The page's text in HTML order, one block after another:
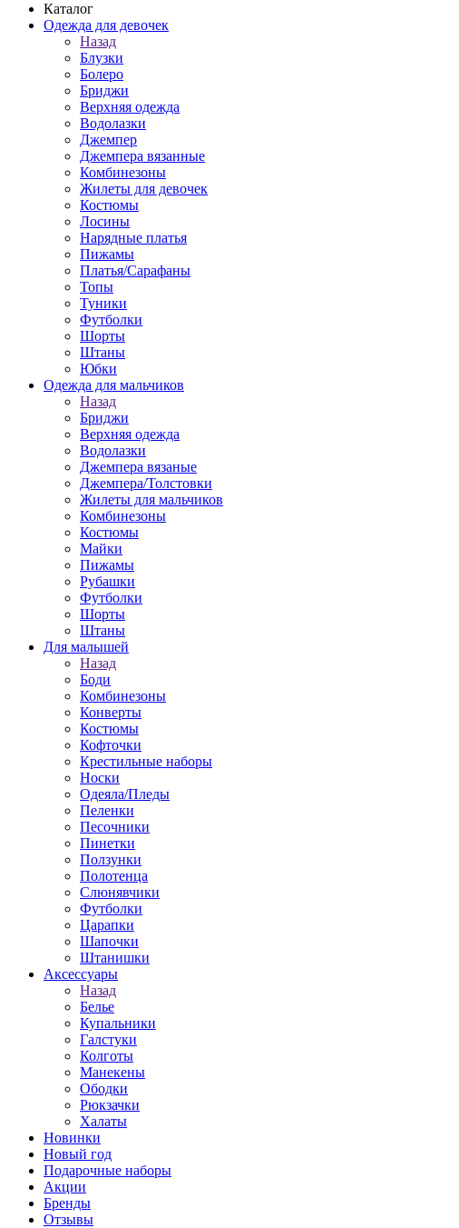
Каталог
Одежда для девочек
Назад
Блузки
Болеро
Бриджи
Верхняя одежда
Водолазки
Джемпер
Джемпера вязанные
Комбинезоны
Жилеты для девочек
Костюмы
Лосины
Нарядные платья
Пижамы
Платья/Сарафаны
Топы
Туники
Футболки
Шорты
Штаны
Юбки
Одежда для мальчиков
Назад
Бриджи
Верхняя одежда
Водолазки
Джемпера вязаные
Джемпера/Толстовки
Жилеты для мальчиков
Комбинезоны
Костюмы
Майки
Пижамы
Рубашки
Футболки
Шорты
Штаны
Для малышей
Назад
Боди
Комбинезоны
Конверты
Костюмы
Кофточки
Крестильные наборы
Носки
Одеяла/Пледы
Пеленки
Песочники
Пинетки
Ползунки
Полотенца
Слюнявчики
Футболки
Царапки
Шапочки
Штанишки
Аксессуары
Назад
Белье
Купальники
Галстуки
Колготы
Манекены
Ободки
Рюкзачки
Халаты
Новинки
Новый год
Подарочные наборы
Акции
Бренды
Отзывы